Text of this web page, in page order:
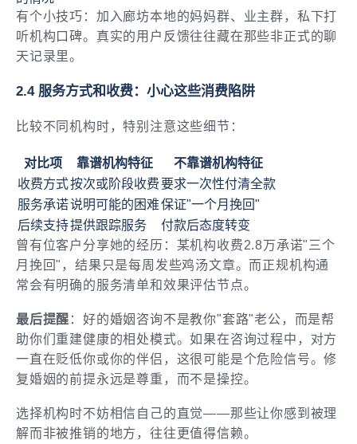
有个小技巧：加入廊坊本地的妈妈群、业主群，私下打
听机构口碑。真实的用户反馈往往藏在那些非正式的聊
天记录里。
2.4 服务方式和收费：小心这些消费陷阱
比较不同机构时，特别注意这些细节：
对比项 靠谱机构特征
不靠谱机构特征
收费方式按次或阶段收费要求一次性付清全款
服务承诺说明可能的困难保证"一个月挽回"
后续支持提供跟踪服务
付款后态度转变
曾有位客户分享她的经历：某机构收费2.8万承诺"三个
月挽回"，结果只是每周发些鸡汤文章。而正规机构通
常会有明确的服务清单和效果评估节点。
最后提醒 ：好的婚姻咨询不是教你"套路"老公，而是帮
助你们重建健康的相处模式。如果在咨询过程中，对方
一直在贬低你或你的伴侣，这很可能是个危险信号。修
复婚姻的前提永远是尊重，而不是操控。
选择机构时不妨相信自己的直觉——那些让你感到被理
解而非被推销的地方，往往更值得信赖。